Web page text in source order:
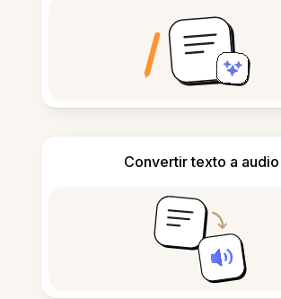
Convertir texto a audio